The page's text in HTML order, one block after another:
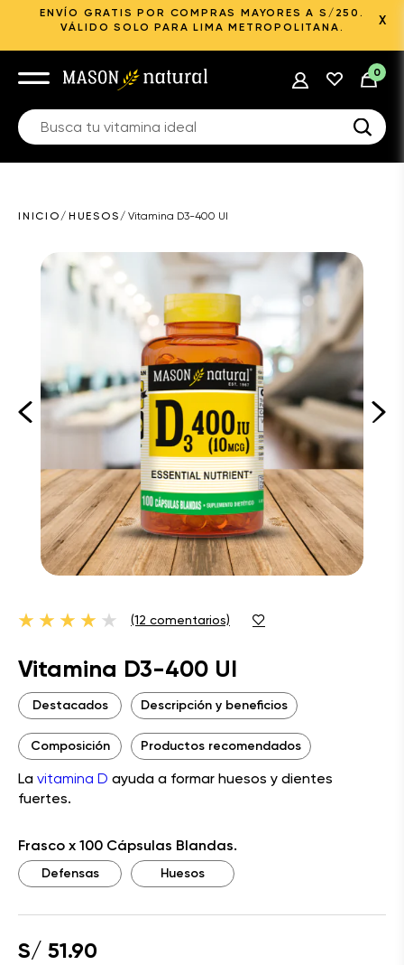
ENVÍO GRATIS POR COMPRAS MAYORES A S/250.
VÁLIDO SOLO PARA LIMA METROPOLITANA.
X
0
INICIO / HUESOS / Vitamina D3-400 UI
(12 comentarios)
Vitamina D3-400 UI
Destacados Descripción y beneficios
Composición Productos recomendados
La vitamina D ayuda a formar huesos y dientes
fuertes.
Frasco x 100 Cápsulas Blandas.
Defensas Huesos
S/ 51.90